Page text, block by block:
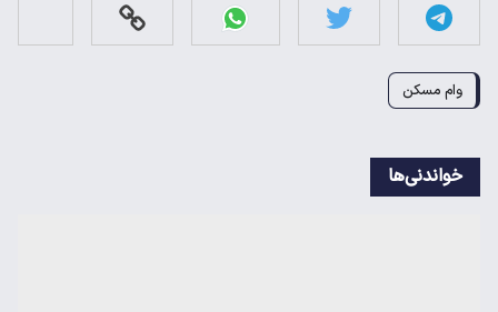
وام مسکن
خواندنی‌ها